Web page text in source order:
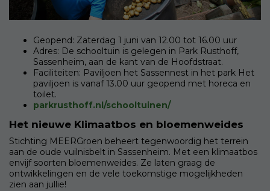
Geopend: Zaterdag 1 juni van 12.00 tot 16.00 uur
Adres: De schooltuin is gelegen in Park Rusthoff,
Sassenheim, aan de kant van de Hoofdstraat.
Faciliteiten: Paviljoen het Sassennest in het park Het
paviljoen is vanaf 13.00 uur geopend met horeca en
toilet.
parkrusthoff.nl/schooltuinen/
Het nieuwe Klimaatbos en bloemenweides
Stichting MEERGroen beheert tegenwoordig het terrein
aan de oude vuilnisbelt in Sassenheim. Met een klimaatbos
envijf soorten bloemenweides. Ze laten graag de
ontwikkelingen en de vele toekomstige mogelijkheden
zien aan jullie!